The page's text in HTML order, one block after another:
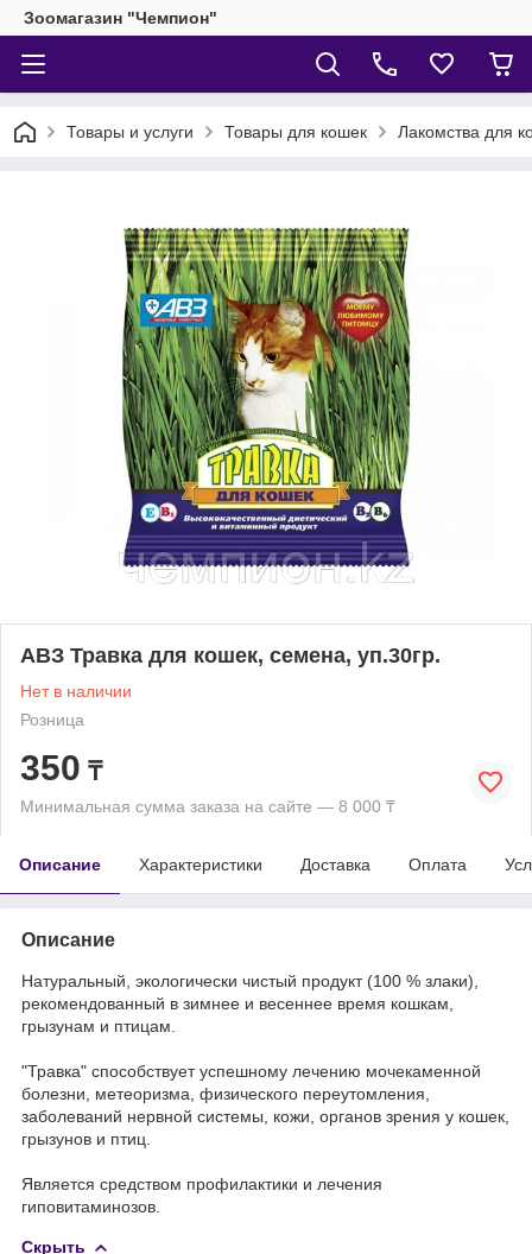
Зоомагазин "Чемпион"
Товары и услуги Товары для кошек Лакомства для
АВЗ Травка для кошек, семена, уп.30гр.
Нет в наличии
Розница
350 ₸
Минимальная сумма заказа на сайте — 8 000 ₸
Описание Характеристики Доставка Оплата
Описание
Натуральный, экологически чистый продукт (100 % злаки),
рекомендованный в зимнее и весеннее время кошкам,
грызунам и птицам.
"Травка" способствует успешному лечению мочекаменной
болезни, метеоризма, физического переутомления,
заболеваний нервной системы, кожи, органов зрения у кошек,
грызунов и птиц.
Является средством профилактики и лечения
гиповитаминозов.
Скрыть